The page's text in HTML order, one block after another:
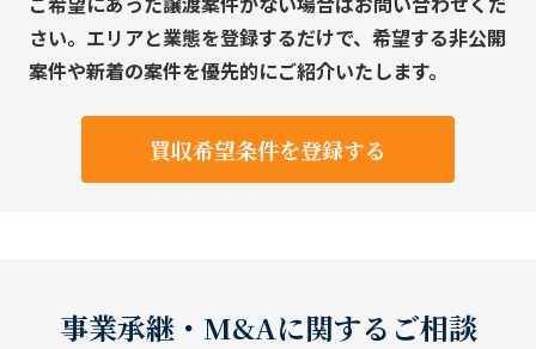
さい。エリアと業態を登録するだけで、希望する非公開
案件や新着の案件を優先的にご紹介いたします。
買収希望条件を登録する
事業承継・M&Aに関するご相談